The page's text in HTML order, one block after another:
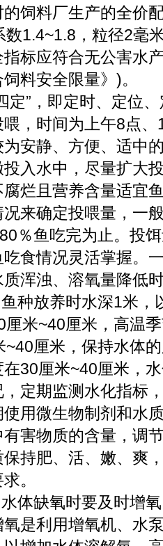
饲料厂生产的全价
数1.4~1.8，粒径2毫
标应符合无公害水
料安全限量》)。
”，即定时、定位、
，时间为上午8点
安静、方便、适中
入水中，尽量扩大
烂且营养含量适宜
来确定投喂量，一
％鱼吃完为止。投
食情况灵活掌握。
浑浊、溶氧量降低
放养时水深1米，
米~40厘米，高温
~40厘米，保持水体
30厘米~40厘米，
定期监测水化指标
用微生物制剂和水
害物质的含量，调
持肥、活、嫩、爽
。
缺氧时要及时增氧
是利用增氧机、水